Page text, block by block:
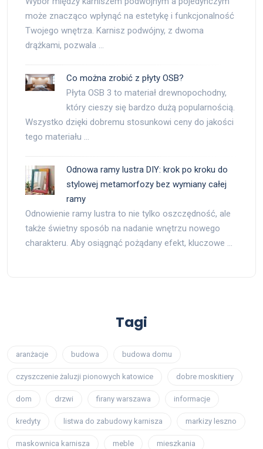
może znacząco wpłynąć na estetykę i funkcjonalność
Twojego wnętrza. Karnisz podwójny, z dwoma
drążkami, pozwala …
Co można zrobić z płyty OSB?
Płyta OSB 3 to materiał drewnopochodny,
który cieszy się bardzo dużą popularnością.
Wszystko dzięki dobremu stosunkowi ceny do jakości
tego materiału …
Odnowa ramy lustra DIY: krok po kroku do
stylowej metamorfozy bez wymiany całej
ramy
Odnowienie ramy lustra to nie tylko oszczędność, ale
także świetny sposób na nadanie wnętrzu nowego
charakteru. Aby osiągnąć pożądany efekt, kluczowe …
Tagi
aranżacje budowa budowa domu
czyszczenie żaluzji pionowych katowice dobre moskitiery
dom drzwi firany warszawa informacje
kredyty listwa do zabudowy karnisza markizy leszno
maskownica karnisza meble mieszkania